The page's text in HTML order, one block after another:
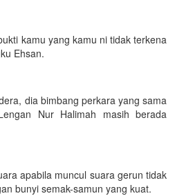
kamu yang kamu ni tidak terkena
Ehsan.
dia bimbang perkara yang sama
Nur Halimah masih berada
apabila muncul suara gerun tidak
bunyi semak-samun yang kuat.